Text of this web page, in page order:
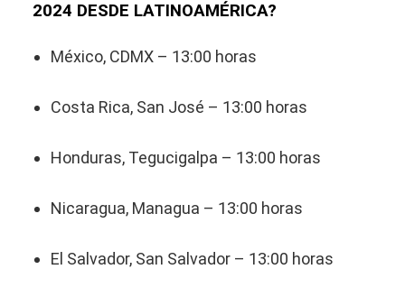
2024 DESDE LATINOAMÉRICA?
México, CDMX – 13:00 horas
Costa Rica, San José – 13:00 horas
Honduras, Tegucigalpa – 13:00 horas
Nicaragua, Managua – 13:00 horas
El Salvador, San Salvador – 13:00 horas